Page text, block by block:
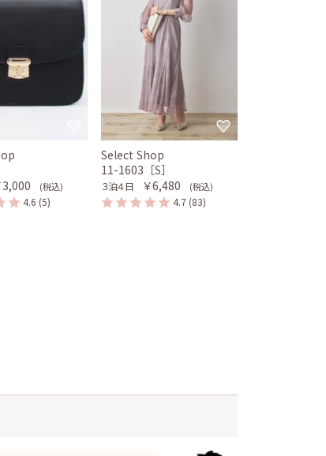
3,000 (税込)
4.6 (5)
Select Shop
11-1603［S］
３泊４日 ￥6,480 (税込)
4.7 (83)